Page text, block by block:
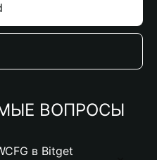
ВОПРОСЫ
в Bitget